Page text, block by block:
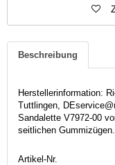
Beschreibung
Herstellerinformation:
Tuttlingen,
Sandalette V7972-00
seitlichen Gummizügen.
Artikel-Nr.